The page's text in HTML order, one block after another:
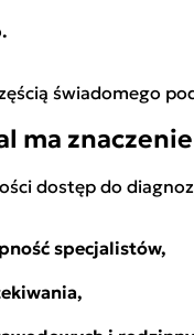
świadomego
ma znaczenie
dostęp do
specjalistów,